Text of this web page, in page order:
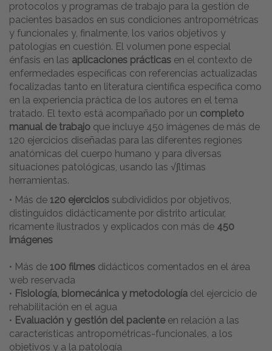
protocolos y programas de trabajo para la gestión de
pacientes basados en sus condiciones antropométricas
y funcionales y, finalmente, los varios objetivos y
patologías en cuestión. El volumen pone especial
énfasis en las aplicaciones prácticas en el contexto de
enfermedades específicas con referencias actualizadas
focalizadas tanto en literatura científica específica como
en la experiencia práctica de los autores en el tema
tratado. El texto está acompañado por un completo
manual de trabajo que incluye 450 imágenes de más de
120 ejercicios diseñadas para las diferentes regiones
anatómicas del cuerpo humano y para diversas
situaciones patológicas, usando las √∫ltimas
herramientas.
• Más de 120 ejercicios subdivididos por objetivos,
distinguidos didácticamente por distrito articular,
ricamente ilustrados y explicados con más de 450
imágenes
• Más de 100 filmes didácticos comentados en el área
web reservada
• Fisiología, biomecánica y metodología del ejercicio de
rehabilitación en el agua
• Evaluación y gestión del pacienteen relación a las
características antropométricas-funcionales, a los
objetivos y a la patología